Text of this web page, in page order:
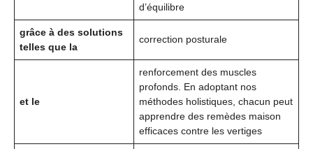
d’équilibre
grâce à des solutions
telles que la
correction posturale
et le
renforcement des muscles
profonds. En adoptant nos
méthodes holistiques, chacun peut
apprendre des remèdes maison
efficaces contre les vertiges